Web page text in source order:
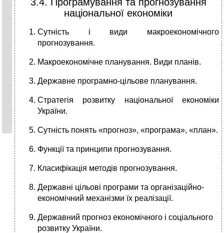
національної економіки
Сутність і види макроекономічного
прогнозування.
Макроекономічне планування. Види планів.
Державне програмно-цільове планування.
Стратегія розвитку національної економіки
України.
Сутність понять «прогноз», «програма», «план».
Функції та принципи прогнозування.
Класифікація методів прогнозування.
Державні цільові програми та організаційно-
економічний механізми їх реалізації.
Державний прогноз економічного і соціального
розвитку України.